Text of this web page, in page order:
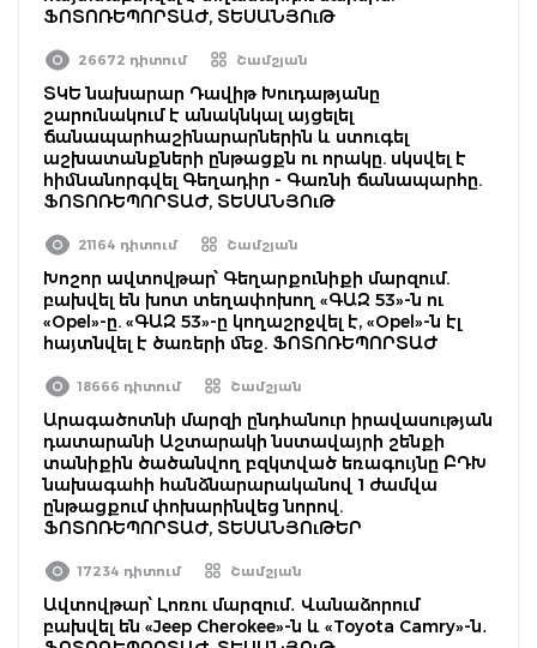
ՖՈՏՈՌԵՊՈՐՏԱԺ, ՏԵՍԱՆՅՈւԹ
26672 դիտում Շամշյան
ՏԿԵ նախարար Դավիթ Խուդաթյանը
շարունակում է անակնկալ այցելել
ճանապարհաշինարարներին և ստուգել
աշխատանքների ընթացքն ու որակը. սկսվել է
հիմնանորգվել Գեղադիր - Գառնի ճանապարհը.
ՖՈՏՈՌԵՊՈՐՏԱԺ, ՏԵՍԱՆՅՈւԹ
21164 դիտում Շամշյան
Խոշոր ավտովթար՝ Գեղարքունիքի մարզում.
բախվել են խոտ տեղափոխող «ԳԱԶ 53»-ն ու
«Opel»-ը. «ԳԱԶ 53»-ը կողաշրջվել է, «Opel»-ն էլ
հայտնվել է ծառերի մեջ. ՖՈՏՈՌԵՊՈՐՏԱԺ
18666 դիտում Շամշյան
Արագածոտնի մարզի ընդհանուր իրավասության
դատարանի Աշտարակի նստավայրի շենքի
տանիքին ծածանվող բզկտված եռագույնը ԲԴԽ
նախագահի հանձնարարականով 1 ժամվա
ընթացքում փոխարինվեց նորով.
ՖՈՏՈՌԵՊՈՐՏԱԺ, ՏԵՍԱՆՅՈւԹԵՐ
17234 դիտում Շամշյան
Ավտովթար՝ Լոռու մարզում․ Վանաձորում
բախվել են «Jeep Cherokee»-ն և «Toyota Camry»-ն․